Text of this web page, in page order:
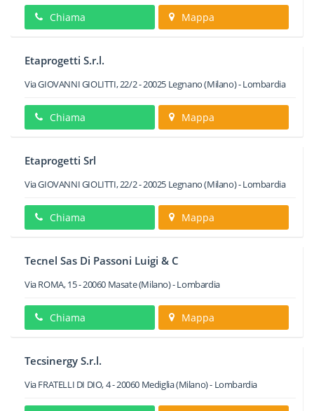
Chiama Mappa
Etaprogetti S.r.l.
Via GIOVANNI GIOLITTI, 22/2-20025 Legnano(Milano) -Lombardia
Chiama Mappa
Etaprogetti Srl
Via GIOVANNI GIOLITTI, 22/2-20025 Legnano(Milano) -Lombardia
Chiama Mappa
Tecnel Sas Di Passoni Luigi & C
Via ROMA, 15-20060 Masate(Milano) -Lombardia
Chiama Mappa
Tecsinergy S.r.l.
Via FRATELLI DI DIO, 4-20060 Mediglia(Milano) - Lombardia